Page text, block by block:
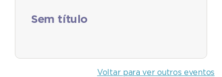
Sem título
Voltar para ver outros eventos